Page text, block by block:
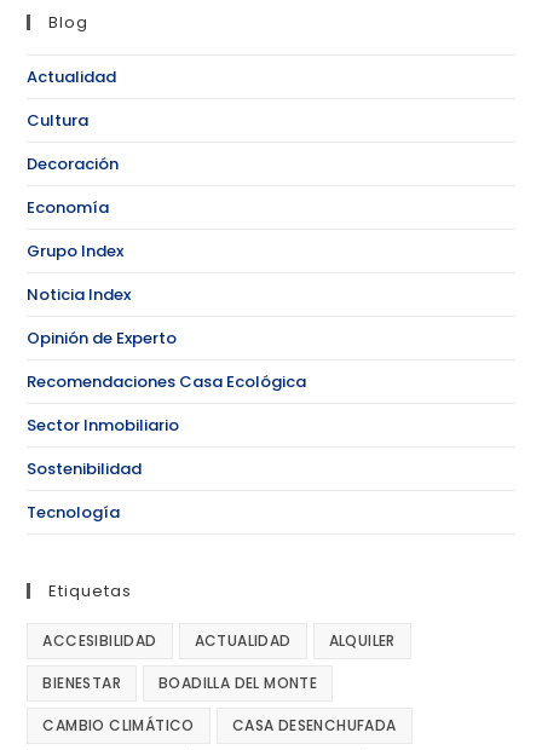
Blog
Actualidad
Cultura
Decoración
Economía
Grupo Index
Noticia Index
Opinión de Experto
Recomendaciones Casa Ecológica
Sector Inmobiliario
Sostenibilidad
Tecnología
Etiquetas
ACCESIBILIDAD ACTUALIDAD ALQUILER
BIENESTAR BOADILLA DEL MONTE
CAMBIO CLIMÁTICO CASA DESENCHUFADA